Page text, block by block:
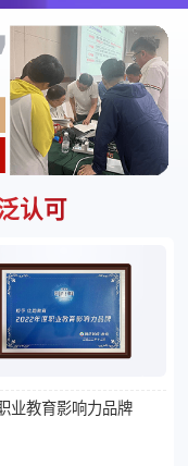
认可
业教育影响力品牌